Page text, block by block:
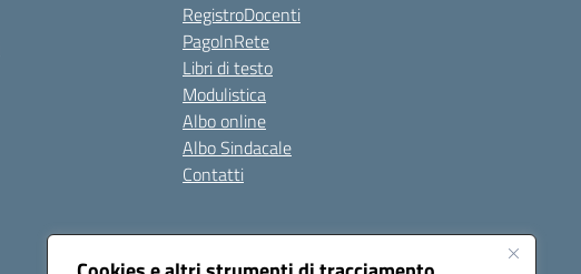
RegistroDocenti
PagoInRete
Libri di testo
Modulistica
Albo online
Albo Sindacale
Contatti